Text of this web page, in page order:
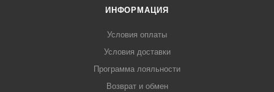
ИНФОРМАЦИЯ
Условия оплаты
Условия доставки
Программа лояльности
Возврат и обмен